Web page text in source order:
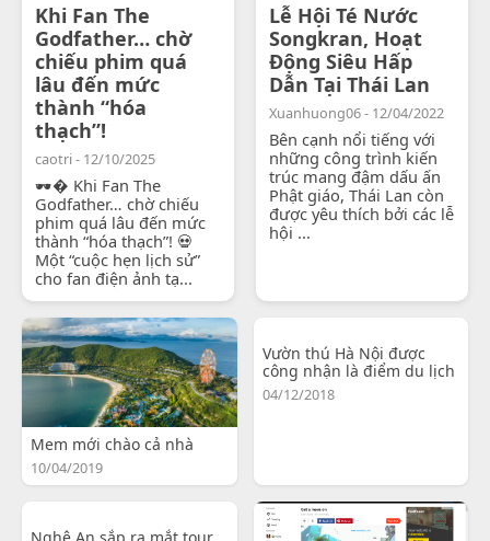
Khi Fan The
Godfather… chờ
chiếu phim quá
lâu đến mức
thành “hóa
thạch”!
caotri - 12/10/2025
🕶� Khi Fan The
Godfather… chờ chiếu
phim quá lâu đến mức
thành “hóa thạch”! 💀
Một “cuộc hẹn lịch sử”
cho fan điện ảnh tạ...
Lễ Hội Té Nước
Songkran, Hoạt
Động Siêu Hấp
Dẫn Tại Thái Lan
Xuanhuong06 - 12/04/2022
Bên cạnh nổi tiếng với
những công trình kiến
trúc mang đậm dấu ấn
Phật giáo, Thái Lan còn
được yêu thích bởi các lễ
hội ...
Mem mới chào cả nhà
10/04/2019
Vườn thú Hà Nội được
công nhận là điểm du lịch
04/12/2018
Nghệ An sắp ra mắt tour